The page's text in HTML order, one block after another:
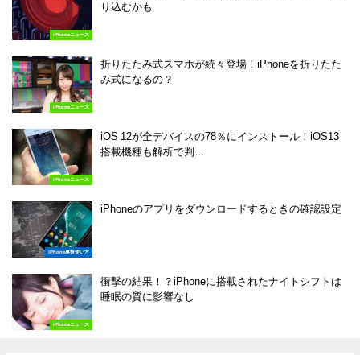
iPhoneニュース
り込むかも
iPhoneニュース
折りたたみ式スマホが続々登場！iPhoneを折りたた
み式になるの？
iPhoneニュース
iOS 12が全デバイスの78％にインストール！iOS13
搭載機種も解析で判…
iPhone裏技使い方
iPhoneのアプリをダウンロードするときの確認設定
iPhoneニュース
衝撃の結果！？iPhoneに搭載されたナイトシフトは
睡眠の質に影響なし